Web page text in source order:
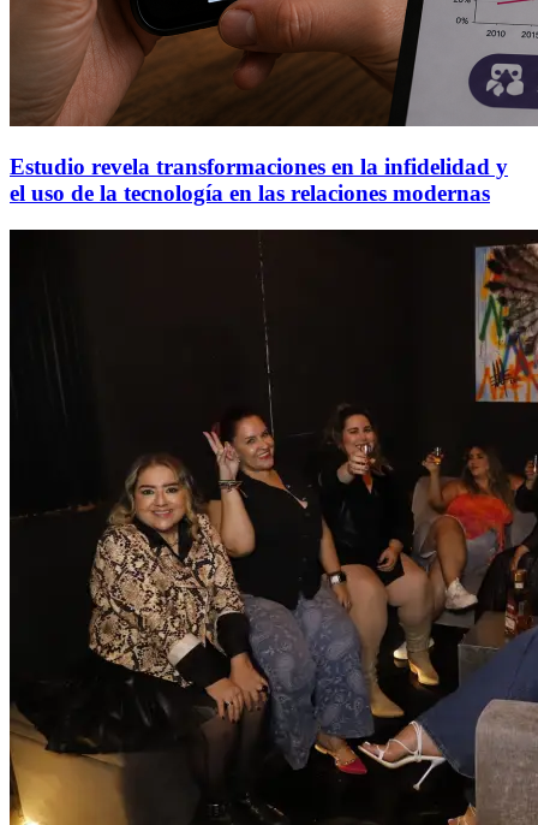
Estudio revela transformaciones en la infidelidad y
el uso de la tecnología en las relaciones modernas